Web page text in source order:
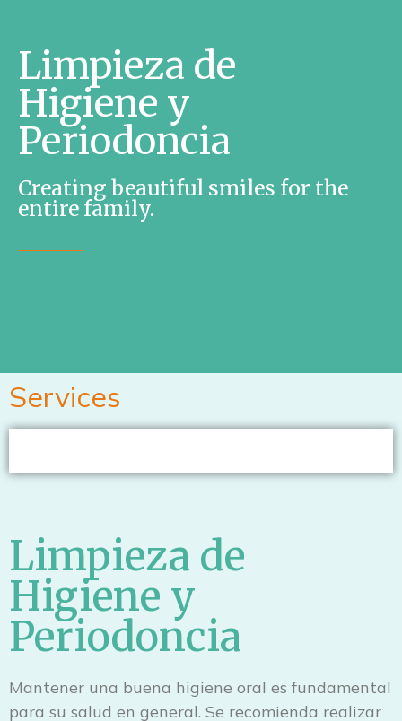
Limpieza de
Higiene y
Periodoncia
Creating beautiful smiles for the
entire family.
Services
Limpieza de
Higiene y
Periodoncia
Mantener una buena higiene oral es fundamental
para su salud en general. Se recomienda realizar